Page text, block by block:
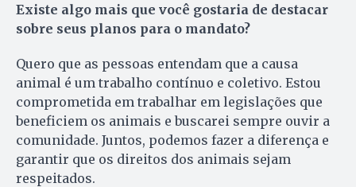
Existe algo mais que você gostaria de destacar
sobre seus planos para o mandato?
Quero que as pessoas entendam que a causa
animal é um trabalho contínuo e coletivo. Estou
comprometida em trabalhar em legislações que
beneficiem os animais e buscarei sempre ouvir a
comunidade. Juntos, podemos fazer a diferença e
garantir que os direitos dos animais sejam
respeitados.